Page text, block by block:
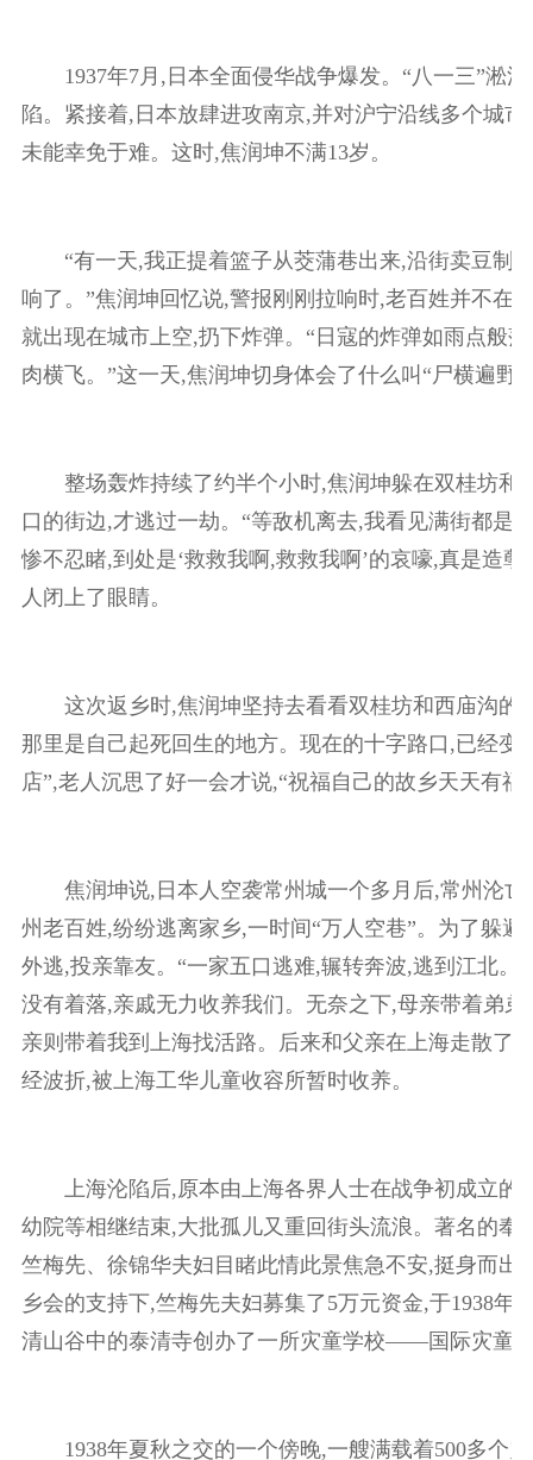
1937年7月,日本全面侵华战争爆发。“八一三”淞沪
陷。紧接着,日本放肆进攻南京,并对沪宁沿线多个城
未能幸免于难。这时,焦润坤不满13岁。
“有一天,我正提着篮子从茭蒲巷出来,沿街卖豆制
响了。”焦润坤回忆说,警报刚刚拉响时,老百姓并不在
就出现在城市上空,扔下炸弹。“日寇的炸弹如雨点般
肉横飞。”这一天,焦润坤切身体会了什么叫“尸横遍野,
整场轰炸持续了约半个小时,焦润坤躲在双桂坊和
口的街边,才逃过一劫。“等敌机离去,我看见满街都是
惨不忍睹,到处是‘救救我啊,救救我啊’的哀嚎,真是造
人闭上了眼睛。
这次返乡时,焦润坤坚持去看看双桂坊和西庙沟的
那里是自己起死回生的地方。现在的十字路口,已经变
店”,老人沉思了好一会才说,“祝福自己的故乡天天
焦润坤说,日本人空袭常州城一个多月后,常州沦亡
州老百姓,纷纷逃离家乡,一时间“万人空巷”。为了躲避
外逃,投亲靠友。“一家五口逃难,辗转奔波,逃到江北。
没有着落,亲戚无力收养我们。无奈之下,母亲带着弟
亲则带着我到上海找活路。后来和父亲在上海走散了
经波折,被上海工华儿童收容所暂时收养。
上海沦陷后,原本由上海各界人士在战争初成立的
幼院等相继结束,大批孤儿又重回街头流浪。著名的奉
竺梅先、徐锦华夫妇目睹此情此景焦急不安,挺身而出
乡会的支持下,竺梅先夫妇募集了5万元资金,于1938年
清山谷中的泰清寺创办了一所灾童学校——国际灾童
1938年夏秋之交的一个傍晚,一艘满载着500多个灾